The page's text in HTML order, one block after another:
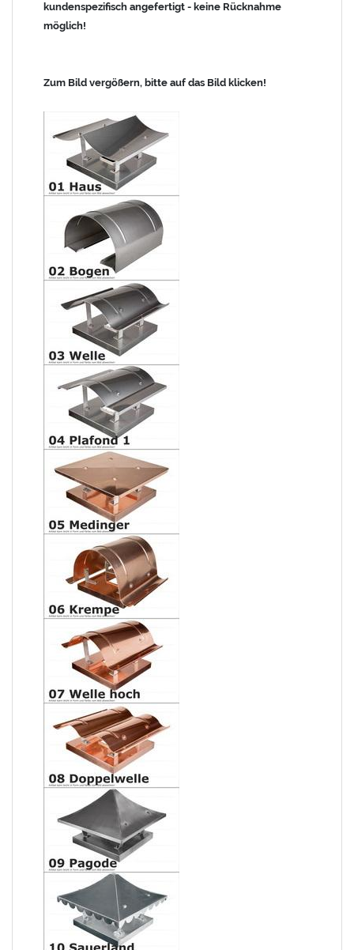
kundenspezifisch angefertigt - keine Rücknahme
möglich!
Zum Bild vergößern, bitte auf das Bild klicken!